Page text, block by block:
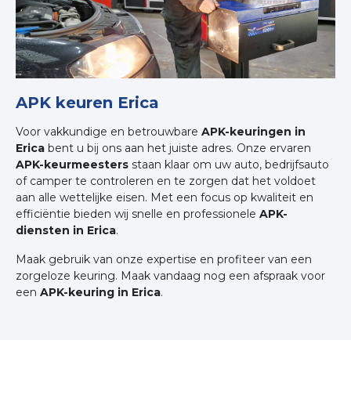
APK keuren Erica
Voor vakkundige en betrouwbare APK-keuringen in
Erica bent u bij ons aan het juiste adres. Onze ervaren
APK-keurmeesters staan klaar om uw auto, bedrijfsauto
of camper te controleren en te zorgen dat het voldoet
aan alle wettelijke eisen. Met een focus op kwaliteit en
efficiëntie bieden wij snelle en professionele APK-
diensten in Erica.
Maak gebruik van onze expertise en profiteer van een
zorgeloze keuring. Maak vandaag nog een afspraak voor
een APK-keuring in Erica.